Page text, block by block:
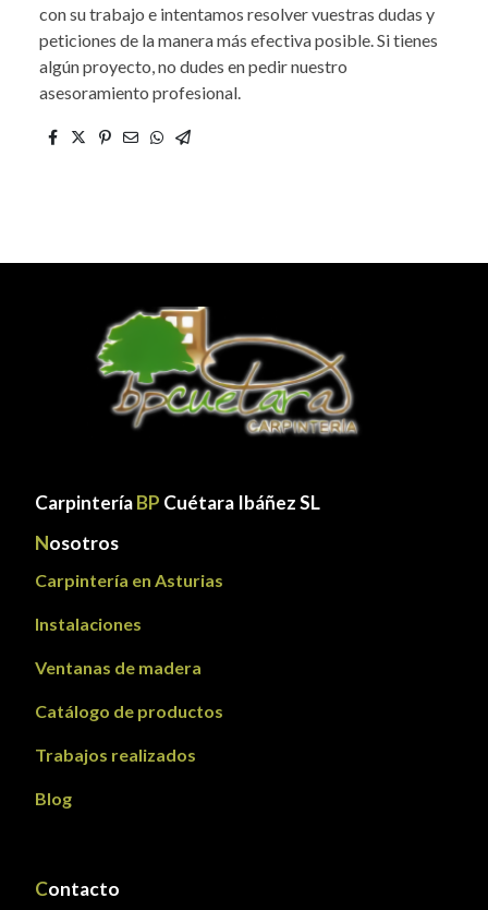
con su trabajo e intentamos resolver vuestras dudas y
peticiones de la manera más efectiva posible. Si tienes
algún proyecto, no dudes en pedir nuestro
asesoramiento profesional.
CarpinteríaBP Cuétara Ibáñez SL
Nosotros
Carpintería en Asturias
Instalaciones
Ventanas de madera
Catálogo de productos
Trabajos realizados
Blog
Contacto